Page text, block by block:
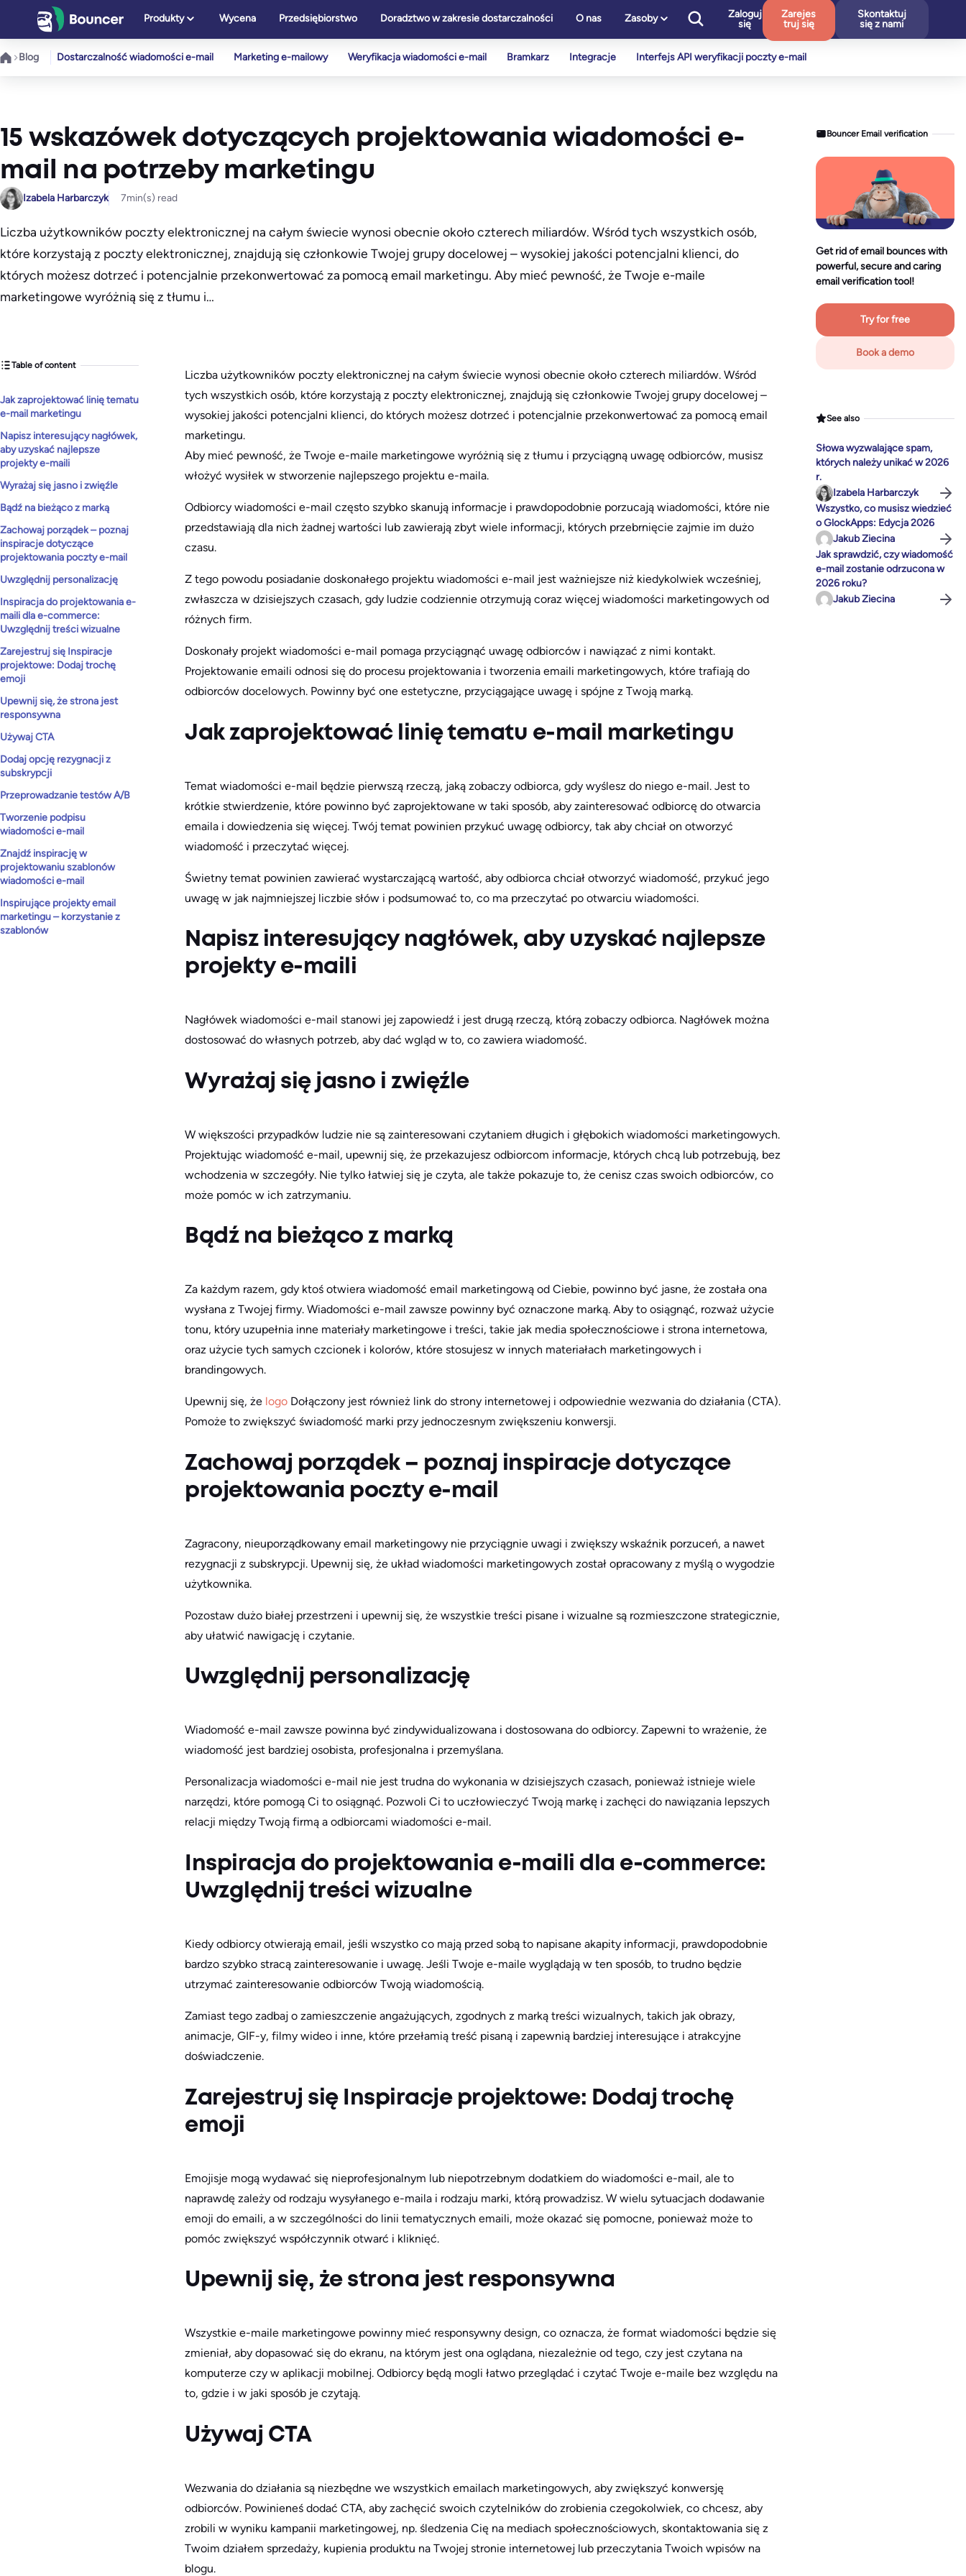
treści
Produkty Wycena Przedsiębiorstwo Doradztwo w zakresie dostarczalności O nas Zasoby
Zaloguj
się
Zarejes
truj się
Skontaktuj
się z nami
Blog Dostarczalność wiadomości e-mail Marketing e-mailowy Weryfikacja wiadomości e-mail Bramkarz Integracje Interfejs API weryfikacji poczty e-mail
15 wskazówek dotyczących projektowania wiadomości e-
mail na potrzeby marketingu
Izabela Harbarczyk 7min(s) read
Liczba użytkowników poczty elektronicznej na całym świecie wynosi obecnie około czterech miliardów. Wśród tych wszystkich osób,
które korzystają z poczty elektronicznej, znajdują się członkowie Twojej grupy docelowej – wysokiej jakości potencjalni klienci, do
których możesz dotrzeć i potencjalnie przekonwertować za pomocą email marketingu. Aby mieć pewność, że Twoje e-maile
marketingowe wyróżnią się z tłumu i…
Table of content
Jak zaprojektować linię tematu
e-mail marketingu
Napisz interesujący nagłówek,
aby uzyskać najlepsze
projekty e-maili
Wyrażaj się jasno i zwięźle
Bądź na bieżąco z marką
Zachowaj porządek – poznaj
inspiracje dotyczące
projektowania poczty e-mail
Uwzględnij personalizację
Inspiracja do projektowania e-
maili dla e-commerce:
Uwzględnij treści wizualne
Zarejestruj się Inspiracje
projektowe: Dodaj trochę
emoji
Upewnij się, że strona jest
responsywna
Używaj CTA
Dodaj opcję rezygnacji z
subskrypcji
Przeprowadzanie testów A/B
Tworzenie podpisu
wiadomości e-mail
Znajdź inspirację w
projektowaniu szablonów
wiadomości e-mail
Inspirujące projekty email
marketingu – korzystanie z
szablonów
Liczba użytkowników poczty elektronicznej na całym świecie wynosi obecnie około czterech miliardów. Wśród
tych wszystkich osób, które korzystają z poczty elektronicznej, znajdują się członkowie Twojej grupy docelowej –
wysokiej jakości potencjalni klienci, do których możesz dotrzeć i potencjalnie przekonwertować za pomocą email
marketingu.
Aby mieć pewność, że Twoje e-maile marketingowe wyróżnią się z tłumu i przyciągną uwagę odbiorców, musisz
włożyć wysiłek w stworzenie najlepszego projektu e-maila.
Odbiorcy wiadomości e-mail często szybko skanują informacje i prawdopodobnie porzucają wiadomości, które nie
przedstawiają dla nich żadnej wartości lub zawierają zbyt wiele informacji, których przebrnięcie zajmie im dużo
czasu.
Z tego powodu posiadanie doskonałego projektu wiadomości e-mail jest ważniejsze niż kiedykolwiek wcześniej,
zwłaszcza w dzisiejszych czasach, gdy ludzie codziennie otrzymują coraz więcej wiadomości marketingowych od
różnych firm.
Doskonały projekt wiadomości e-mail pomaga przyciągnąć uwagę odbiorców i nawiązać z nimi kontakt.
Projektowanie emaili odnosi się do procesu projektowania i tworzenia emaili marketingowych, które trafiają do
odbiorców docelowych. Powinny być one estetyczne, przyciągające uwagę i spójne z Twoją marką.
Jak zaprojektować linię tematu e-mail marketingu
Temat wiadomości e-mail będzie pierwszą rzeczą, jaką zobaczy odbiorca, gdy wyślesz do niego e-mail. Jest to
krótkie stwierdzenie, które powinno być zaprojektowane w taki sposób, aby zainteresować odbiorcę do otwarcia
emaila i dowiedzenia się więcej. Twój temat powinien przykuć uwagę odbiorcy, tak aby chciał on otworzyć
wiadomość i przeczytać więcej.
Świetny temat powinien zawierać wystarczającą wartość, aby odbiorca chciał otworzyć wiadomość, przykuć jego
uwagę w jak najmniejszej liczbie słów i podsumować to, co ma przeczytać po otwarciu wiadomości.
Napisz interesujący nagłówek, aby uzyskać najlepsze
projekty e-maili
Nagłówek wiadomości e-mail stanowi jej zapowiedź i jest drugą rzeczą, którą zobaczy odbiorca. Nagłówek można
dostosować do własnych potrzeb, aby dać wgląd w to, co zawiera wiadomość.
Wyrażaj się jasno i zwięźle
W większości przypadków ludzie nie są zainteresowani czytaniem długich i głębokich wiadomości marketingowych.
Projektując wiadomość e-mail, upewnij się, że przekazujesz odbiorcom informacje, których chcą lub potrzebują, bez
wchodzenia w szczegóły. Nie tylko łatwiej się je czyta, ale także pokazuje to, że cenisz czas swoich odbiorców, co
może pomóc w ich zatrzymaniu.
Bądź na bieżąco z marką
Za każdym razem, gdy ktoś otwiera wiadomość email marketingową od Ciebie, powinno być jasne, że została ona
wysłana z Twojej firmy. Wiadomości e-mail zawsze powinny być oznaczone marką. Aby to osiągnąć, rozważ użycie
tonu, który uzupełnia inne materiały marketingowe i treści, takie jak media społecznościowe i strona internetowa,
oraz użycie tych samych czcionek i kolorów, które stosujesz w innych materiałach marketingowych i
brandingowych.
Upewnij się, że logo Dołączony jest również link do strony internetowej i odpowiednie wezwania do działania (CTA).
Pomoże to zwiększyć świadomość marki przy jednoczesnym zwiększeniu konwersji.
Zachowaj porządek – poznaj inspiracje dotyczące
projektowania poczty e-mail
Zagracony, nieuporządkowany email marketingowy nie przyciągnie uwagi i zwiększy wskaźnik porzuceń, a nawet
rezygnacji z subskrypcji. Upewnij się, że układ wiadomości marketingowych został opracowany z myślą o wygodzie
użytkownika.
Pozostaw dużo białej przestrzeni i upewnij się, że wszystkie treści pisane i wizualne są rozmieszczone strategicznie,
aby ułatwić nawigację i czytanie.
Uwzględnij personalizację
Wiadomość e-mail zawsze powinna być zindywidualizowana i dostosowana do odbiorcy. Zapewni to wrażenie, że
wiadomość jest bardziej osobista, profesjonalna i przemyślana.
Personalizacja wiadomości e-mail nie jest trudna do wykonania w dzisiejszych czasach, ponieważ istnieje wiele
narzędzi, które pomogą Ci to osiągnąć. Pozwoli Ci to uczłowieczyć Twoją markę i zachęci do nawiązania lepszych
relacji między Twoją firmą a odbiorcami wiadomości e-mail.
Inspiracja do projektowania e-maili dla e-commerce:
Uwzględnij treści wizualne
Kiedy odbiorcy otwierają email, jeśli wszystko co mają przed sobą to napisane akapity informacji, prawdopodobnie
bardzo szybko stracą zainteresowanie i uwagę. Jeśli Twoje e-maile wyglądają w ten sposób, to trudno będzie
utrzymać zainteresowanie odbiorców Twoją wiadomością.
Zamiast tego zadbaj o zamieszczenie angażujących, zgodnych z marką treści wizualnych, takich jak obrazy,
animacje, GIF-y, filmy wideo i inne, które przełamią treść pisaną i zapewnią bardziej interesujące i atrakcyjne
doświadczenie.
Zarejestruj się Inspiracje projektowe: Dodaj trochę
emoji
Emojisje mogą wydawać się nieprofesjonalnym lub niepotrzebnym dodatkiem do wiadomości e-mail, ale to
naprawdę zależy od rodzaju wysyłanego e-maila i rodzaju marki, którą prowadzisz. W wielu sytuacjach dodawanie
emoji do emaili, a w szczególności do linii tematycznych emaili, może okazać się pomocne, ponieważ może to
pomóc zwiększyć współczynnik otwarć i kliknięć.
Upewnij się, że strona jest responsywna
Wszystkie e-maile marketingowe powinny mieć responsywny design, co oznacza, że format wiadomości będzie się
zmieniał, aby dopasować się do ekranu, na którym jest ona oglądana, niezależnie od tego, czy jest czytana na
komputerze czy w aplikacji mobilnej. Odbiorcy będą mogli łatwo przeglądać i czytać Twoje e-maile bez względu na
to, gdzie i w jaki sposób je czytają.
Używaj CTA
Wezwania do działania są niezbędne we wszystkich emailach marketingowych, aby zwiększyć konwersję
odbiorców. Powinieneś dodać CTA, aby zachęcić swoich czytelników do zrobienia czegokolwiek, co chcesz, aby
zrobili w wyniku kampanii marketingowej, np. śledzenia Cię na mediach społecznościowych, skontaktowania się z
Twoim działem sprzedaży, kupienia produktu na Twojej stronie internetowej lub przeczytania Twoich wpisów na
blogu.
Bouncer Email verification
Get rid of email bounces with
powerful, secure and caring
email verification tool!
Try for free
Book a demo
See also
Słowa wyzwalające spam,
których należy unikać w 2026
r.
Izabela Harbarczyk
Wszystko, co musisz wiedzieć
o GlockApps: Edycja 2026
Jakub Ziecina
Jak sprawdzić, czy wiadomość
e-mail zostanie odrzucona w
2026 roku?
Jakub Ziecina